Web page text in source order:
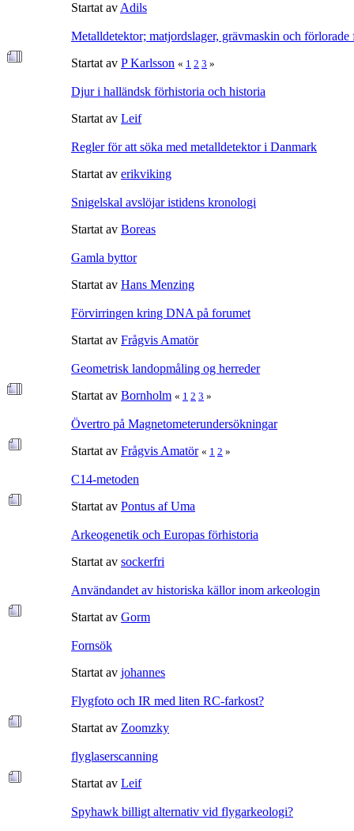
Startat av Adils
Metalldetektor; matjordslager, grävmaskin och förlorade
Startat av P Karlsson « 1 2 3 »
Djur i halländsk förhistoria och historia
Startat av Leif
Regler för att söka med metalldetektor i Danmark
Startat av erikviking
Snigelskal avslöjar istidens kronologi
Startat av Boreas
Gamla byttor
Startat av Hans Menzing
Förvirringen kring DNA på forumet
Startat av Frågvis Amatör
Geometrisk landopmåling og herreder
Startat av Bornholm « 1 2 3 »
Övertro på Magnetometerundersökningar
Startat av Frågvis Amatör « 1 2 »
C14-metoden
Startat av Pontus af Uma
Arkeogenetik och Europas förhistoria
Startat av sockerfri
Användandet av historiska källor inom arkeologin
Startat av Gorm
Fornsök
Startat av johannes
Flygfoto och IR med liten RC-farkost?
Startat av Zoomzky
flyglaserscanning
Startat av Leif
Spyhawk billigt alternativ vid flygarkeologi?